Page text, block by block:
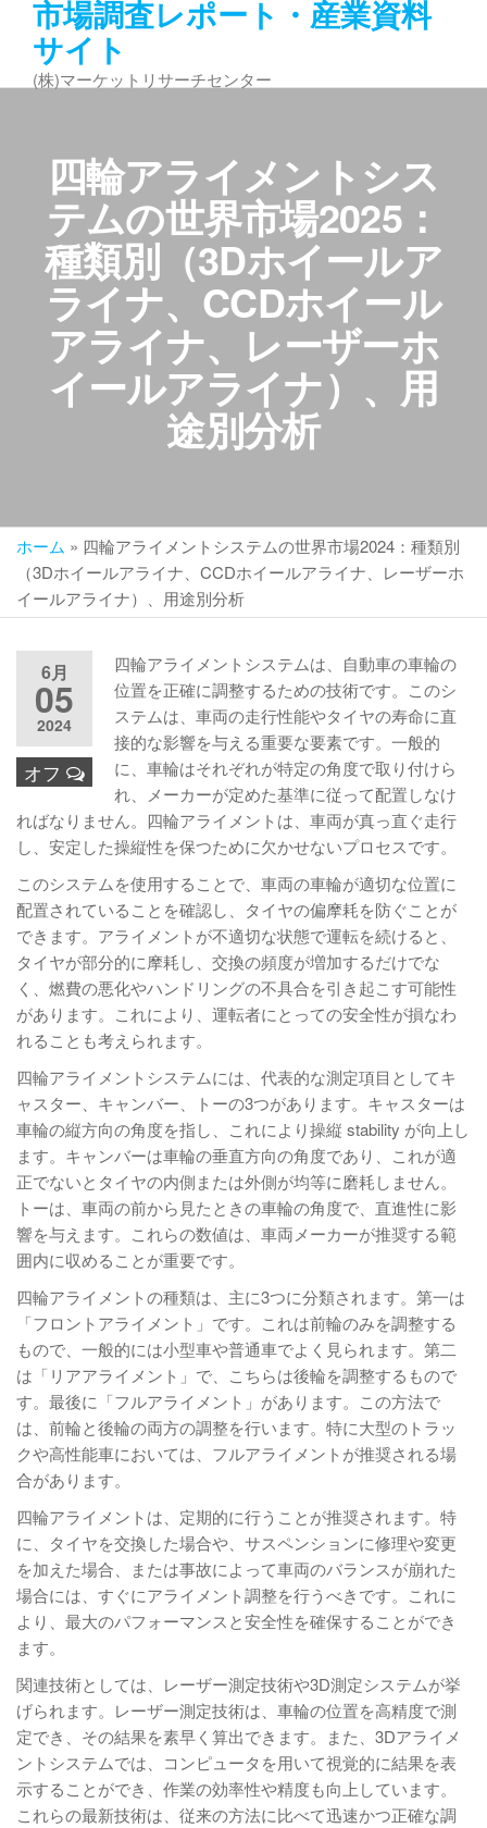
ン
市場調査レポート・産業資料
サイト
(株)マーケットリサーチセンター
四輪アライメントシス
テムの世界市場2025：
種類別（3Dホイールア
ライナ、CCDホイール
アライナ、レーザーホ
イールアライナ）、用
途別分析
ホーム » 四輪アライメントシステムの世界市場2024：種類別
（3Dホイールアライナ、CCDホイールアライナ、レーザーホ
イールアライナ）、用途別分析
6月
05
2024
オフ
四輪アライメントシステムは、自動車の車輪の
位置を正確に調整するための技術です。このシ
ステムは、車両の走行性能やタイヤの寿命に直
接的な影響を与える重要な要素です。一般的
に、車輪はそれぞれが特定の角度で取り付けら
れ、メーカーが定めた基準に従って配置しなけ
ればなりません。四輪アライメントは、車両が真っ直ぐ走行
し、安定した操縦性を保つために欠かせないプロセスです。
このシステムを使用することで、車両の車輪が適切な位置に
配置されていることを確認し、タイヤの偏摩耗を防ぐことが
できます。アライメントが不適切な状態で運転を続けると、
タイヤが部分的に摩耗し、交換の頻度が増加するだけでな
く、燃費の悪化やハンドリングの不具合を引き起こす可能性
があります。これにより、運転者にとっての安全性が損なわ
れることも考えられます。
四輪アライメントシステムには、代表的な測定項目としてキ
ャスター、キャンバー、トーの3つがあります。キャスターは
車輪の縦方向の角度を指し、これにより操縦 stability が向上し
ます。キャンバーは車輪の垂直方向の角度であり、これが適
正でないとタイヤの内側または外側が均等に磨耗しません。
トーは、車両の前から見たときの車輪の角度で、直進性に影
響を与えます。これらの数値は、車両メーカーが推奨する範
囲内に収めることが重要です。
四輪アライメントの種類は、主に3つに分類されます。第一は
「フロントアライメント」です。これは前輪のみを調整する
もので、一般的には小型車や普通車でよく見られます。第二
は「リアアライメント」で、こちらは後輪を調整するもので
す。最後に「フルアライメント」があります。この方法で
は、前輪と後輪の両方の調整を行います。特に大型のトラッ
クや高性能車においては、フルアライメントが推奨される場
合があります。
四輪アライメントは、定期的に行うことが推奨されます。特
に、タイヤを交換した場合や、サスペンションに修理や変更
を加えた場合、または事故によって車両のバランスが崩れた
場合には、すぐにアライメント調整を行うべきです。これに
より、最大のパフォーマンスと安全性を確保することができ
ます。
関連技術としては、レーザー測定技術や3D測定システムが挙
げられます。レーザー測定技術は、車輪の位置を高精度で測
定でき、その結果を素早く算出できます。また、3Dアライメ
ントシステムでは、コンピュータを用いて視覚的に結果を表
示することができ、作業の効率性や精度も向上しています。
これらの最新技術は、従来の方法に比べて迅速かつ正確な調